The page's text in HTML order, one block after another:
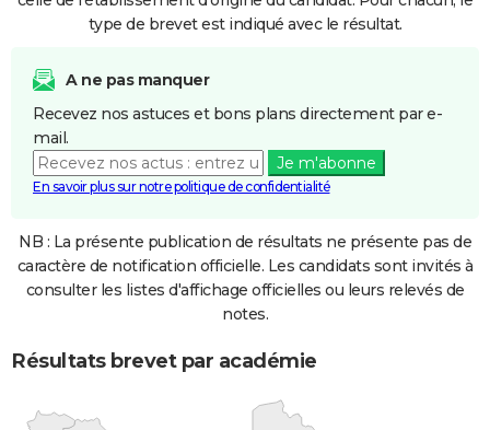
type de brevet est indiqué avec le résultat.
A ne pas manquer
Recevez nos astuces et bons plans directement par e-
mail.
Je m'abonne
En savoir plus sur notre politique de confidentialité
NB : La présente publication de résultats ne présente pas de
caractère de notification officielle. Les candidats sont invités à
consulter les listes d'affichage officielles ou leurs relevés de
notes.
Résultats brevet par académie